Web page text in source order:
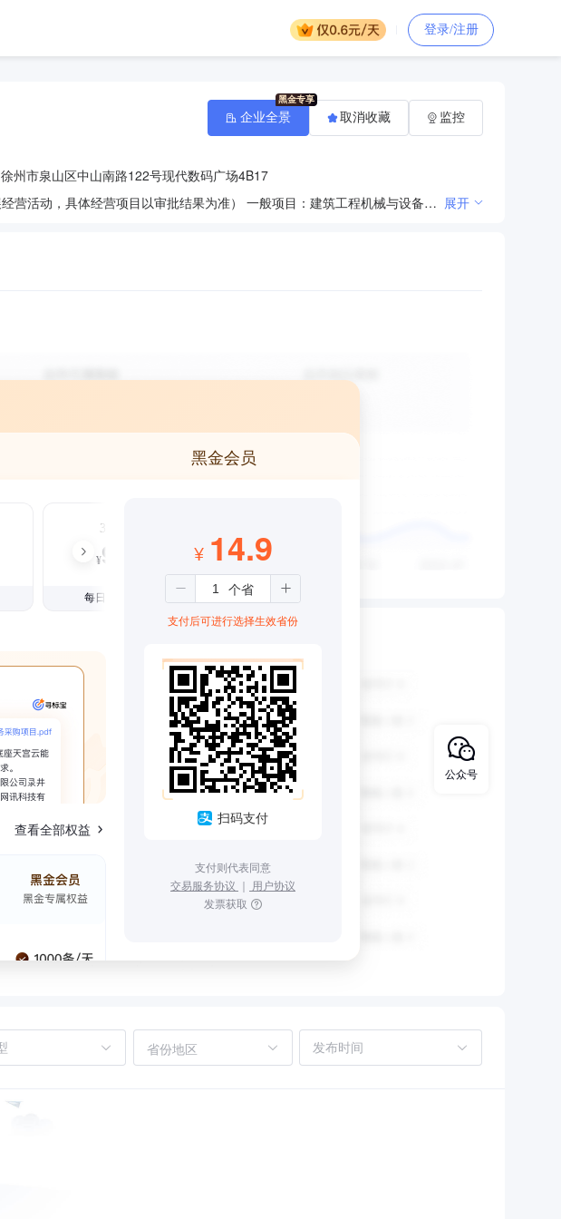
登录/注册
徐州市泉山区中山南路122号现代数码广场4B17
许可项目：建筑劳务分包（依法须经批准的项目，经相关部门批准后方可开展经营活动，具体经营项目以审批结果为准） 一般项目：建筑工程机械与设备租赁；建筑工程用机械销售；国内货物运输代理；工程管理服务；土石方工程施工（除依法须经批准的项目外，凭营业执照依法自主开展经营活动） 展开
企业全景 取消收藏 监控
黑金会员
3个月
¥99
每日仅1.08元
查看全部权益
¥ 14.9
支付后可进行选择生效省份
扫码支付
支付则代表同意
交易服务协议 ｜ 用户协议
发票获取
省份地区
公众号